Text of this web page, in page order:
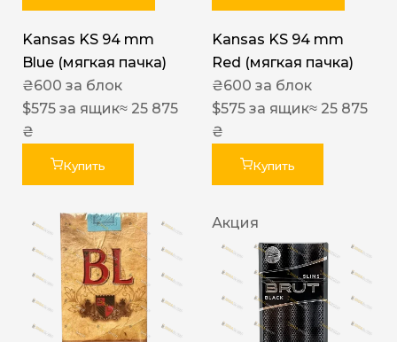
Kansas KS 94 mm
Blue (мягкая пачка)
₴600 за блок
$575 за ящик≈ 25 875
₴
Купить
Kansas KS 94 mm
Red (мягкая пачка)
₴600 за блок
$575 за ящик≈ 25 875
₴
Купить
Акция